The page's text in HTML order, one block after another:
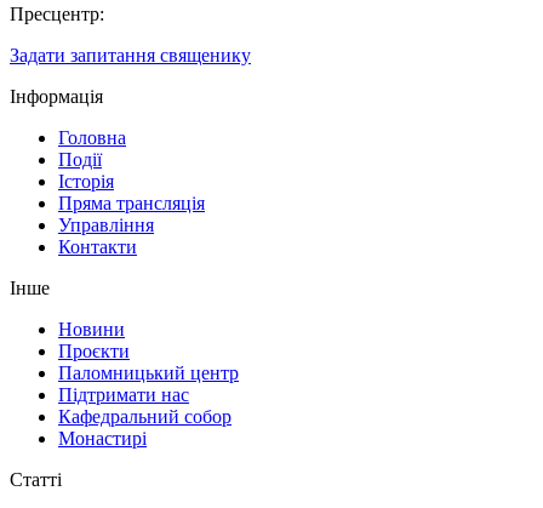
Пресцентр:
Задати запитання священику
Інформація
Головна
Події
Історія
Пряма трансляція
Управління
Контакти
Інше
Новини
Проєкти
Паломницький центр
Підтримати нас
Кафедральний собор
Монастирі
Статті